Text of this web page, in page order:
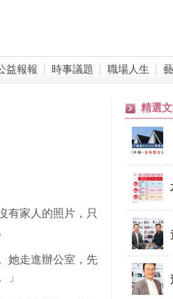
益報報 時事議題 職場人生
有家人的照片，只
她走進辦公室，先
」
精選